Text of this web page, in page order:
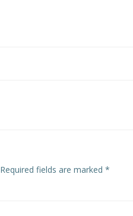
Required fields are marked *